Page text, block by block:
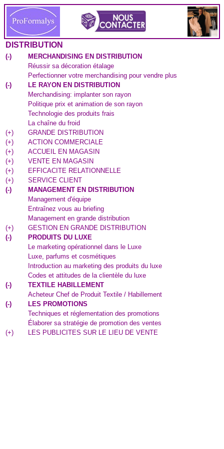
DISTRIBUTION
(-)
MERCHANDISING EN DISTRIBUTION
Réussir sa décoration étalage
Perfectionner votre merchandising pour vendre plus
(-)
LE RAYON EN DISTRIBUTION
Merchandising: implanter son rayon
Politique prix et animation de son rayon
Technologie des produits frais
La chaîne du froid
(+)
GRANDE DISTRIBUTION
(+)
ACTION COMMERCIALE
(+)
ACCUEIL EN MAGASIN
(+)
VENTE EN MAGASIN
(+)
EFFICACITE RELATIONNELLE
(+)
SERVICE CLIENT
(-)
MANAGEMENT EN DISTRIBUTION
Management d'équipe
Entraînez vous au briefing
Management en grande distribution
(+)
GESTION EN GRANDE DISTRIBUTION
(-)
PRODUITS DU LUXE
Le marketing opérationnel dans le Luxe
Luxe, parfums et cosmétiques
Introduction au marketing des produits du luxe
Codes et attitudes de la clientèle du luxe
(-)
TEXTILE HABILLEMENT
Acheteur Chef de Produit Textile / Habillement
(-)
LES PROMOTIONS
Techniques et réglementation des promotions
Élaborer sa stratégie de promotion des ventes
(+) LES PUBLICITES SUR LE LIEU DE VENTE